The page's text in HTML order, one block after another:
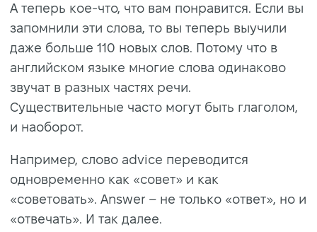
А теперь кое-что, что вам понравится. Если вы
запомнили эти слова, то вы теперь выучили
даже больше 110 новых слов. Потому что в
английском языке многие слова одинаково
звучат в разных частях речи.
Существительные часто могут быть глаголом,
и наоборот.
Например, слово advice переводится
одновременно как «совет» и как
«советовать». Answer – не только «ответ», но и
«отвечать». И так далее.